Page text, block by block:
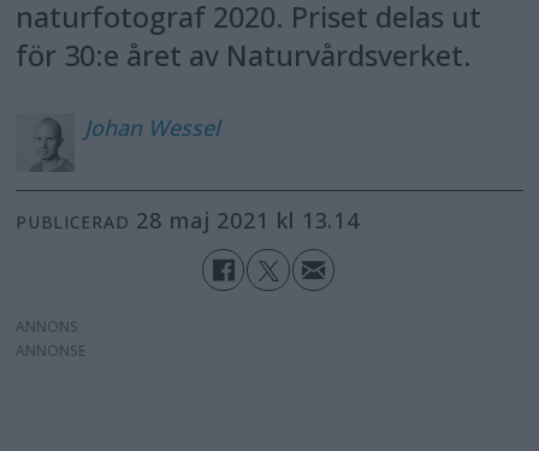
naturfotograf 2020. Priset delas ut
för 30:e året av Naturvårdsverket.
Johan Wessel
PUBLICERAD 28 maj 2021 kl 13.14
ANNONS